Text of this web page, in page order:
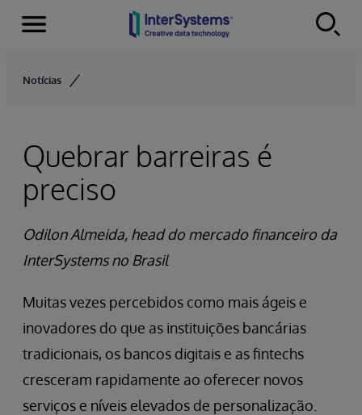
Skip to content
Menu
Notícias
Quebrar barreiras é
preciso
Odilon Almeida, head do mercado financeiro da
InterSystems no Brasil
Muitas vezes percebidos como mais ágeis e
inovadores do que as instituições bancárias
tradicionais, os bancos digitais e as fintechs
cresceram rapidamente ao oferecer novos
serviços e níveis elevados de personalização.